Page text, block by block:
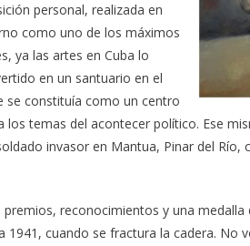
personal, realizada en
como uno de los máximos
ya las artes en Cuba lo
en un santuario en el
se constituía como un centro
temas del acontecer político. Ese
invasor en Mantua, Pinar del Río,
reconocimientos y una
cuando se fractura la cadera. No